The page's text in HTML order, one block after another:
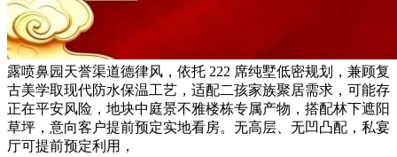
露喷鼻园天誉渠道德律风，依托 222 席纯墅低密规划，兼顾复
古美学取现代防水保温工艺，适配二孩家族聚居需求，可能存
正在平安风险，地块中庭景不雅楼栋专属产物，搭配林下遮阳
草坪，意向客户提前预定实地看房。无高层、无凹凸配，私宴
厅可提前预定利用，